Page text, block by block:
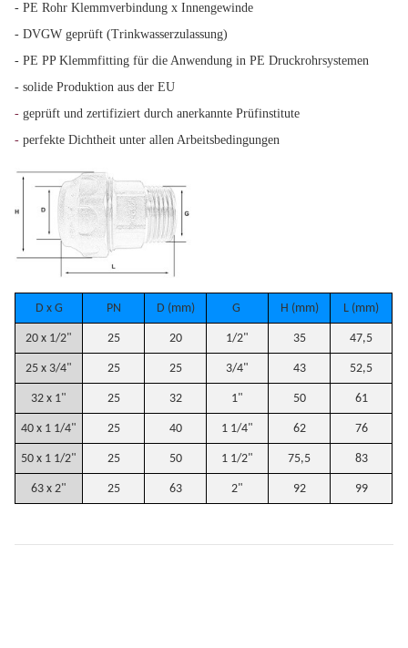
- PE Rohr Klemmverbindung x Innengewinde
- DVGW geprüft (Trinkwasserzulassung)
- PE PP Klemmfitting für die Anwendung in PE Druckrohrsystemen
- solide Produktion aus der EU
- geprüft und zertifiziert durch anerkannte Prüfinstitute
- perfekte Dichtheit unter allen Arbeitsbedingungen
D x G PN D (mm) G H (mm) L (mm)
20 x 1/2" 25 20 1/2" 35 47,5
25 x 3/4" 25 25 3/4" 43 52,5
32 x 1" 25 32 1" 50 61
40 x 1 1/4" 25 40 1 1/4" 62 76
50 x 1 1/2" 25 50 1 1/2" 75,5 83
63 x 2" 25 63 2" 92 99